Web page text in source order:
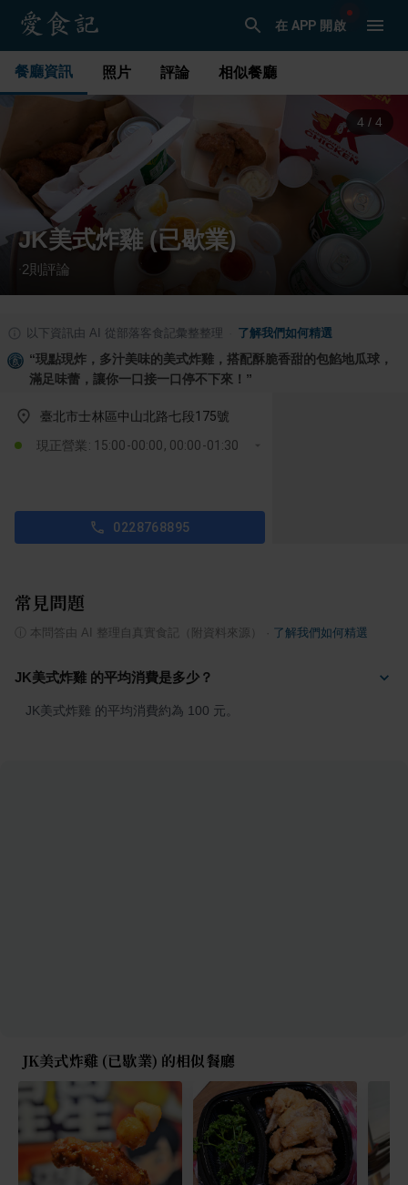
在 APP 開啟
餐廳資訊 照片 評論 相似餐廳
1 / 4
JK美式炸雞 (已歇業)
·2 則評論
以下資訊由 AI 從部落客食記彙整整理 了解我們如何精選
“現點現炸，多汁美味的美式炸雞，搭配酥脆香甜的包餡地瓜球，
滿足味蕾，讓你一口接一口停不下來！ ”
臺北市士林區中山北路七段175號
現正營業: 15:00-00:00, 00:00-01:30
0228768895
常見問題
本問答由 AI 整理自真實食記（附資料來源） 了解我們如何精選
JK美式炸雞 的平均消費是多少？
JK美式炸雞 的平均消費約為 100 元。
JK美式炸雞 (已歇業) 的相似餐廳